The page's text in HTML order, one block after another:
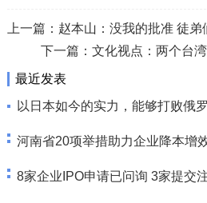
上一篇： 赵本山：没我的批准 徒弟们
下一篇： 文化视点：两个台
最近发表
以日本如今的实力，能够打败俄
河南省20项举措助力企业降本增
8家企业IPO申请已问询 3家提交